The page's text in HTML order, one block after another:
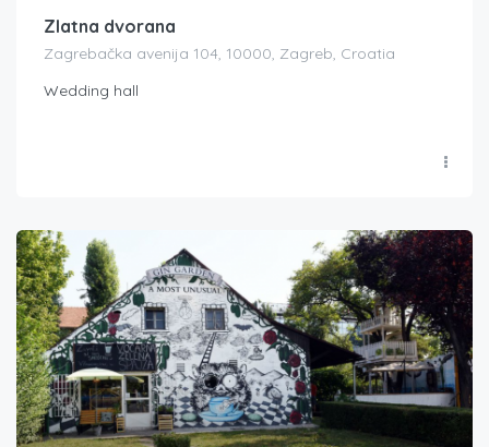
Zlatna dvorana
Zagrebačka avenija 104, 10000, Zagreb, Croatia
Wedding hall